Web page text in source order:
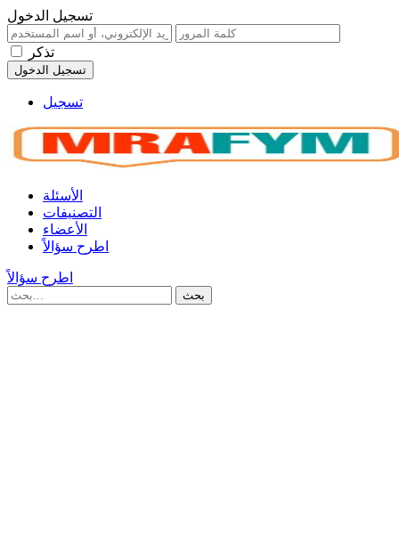
تسجيل الدخول
تذكر
تسجيل
الأسئلة
التصنيفات
الأعضاء
اطرح سؤالاً
اطرح سؤالاً